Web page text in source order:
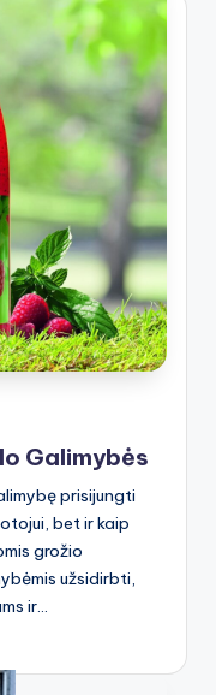
Galimybės
prisijungti
bet ir kaip
grožio
užsidirbti,
ir…